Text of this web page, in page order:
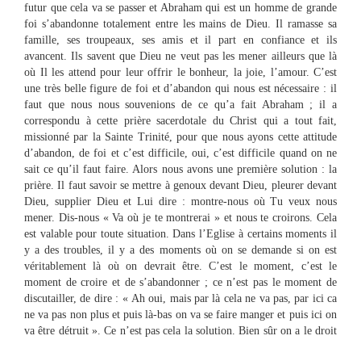
futur que cela va se passer et Abraham qui est un homme de grande
foi s’abandonne totalement entre les mains de Dieu. Il ramasse sa
famille, ses troupeaux, ses amis et il part en confiance et ils
avancent. Ils savent que Dieu ne veut pas les mener ailleurs que là
où Il les attend pour leur offrir le bonheur, la joie, l’amour. C’est
une très belle figure de foi et d’abandon qui nous est nécessaire : il
faut que nous nous souvenions de ce qu’a fait Abraham ; il a
correspondu à cette prière sacerdotale du Christ qui a tout fait,
missionné par la Sainte Trinité, pour que nous ayons cette attitude
d’abandon, de foi et c’est difficile, oui, c’est difficile quand on ne
sait ce qu’il faut faire. Alors nous avons une première solution : la
prière. Il faut savoir se mettre à genoux devant Dieu, pleurer devant
Dieu, supplier Dieu et Lui dire : montre-nous où Tu veux nous
mener. Dis-nous « Va où je te montrerai » et nous te croirons. Cela
est valable pour toute situation. Dans l’Eglise à certains moments il
y a des troubles, il y a des moments où on se demande si on est
véritablement là où on devrait être. C’est le moment, c’est le
moment de croire et de s’abandonner ; ce n’est pas le moment de
discutailler, de dire : « Ah oui, mais par là cela ne va pas, par ici ca
ne va pas non plus et puis là-bas on va se faire manger et puis ici on
va être détruit ». Ce n’est pas cela la solution. Bien sûr on a le droit